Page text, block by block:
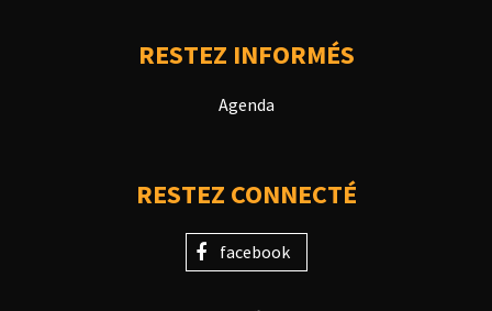
RESTEZ INFORMÉS
Agenda
RESTEZ CONNECTÉ
facebook